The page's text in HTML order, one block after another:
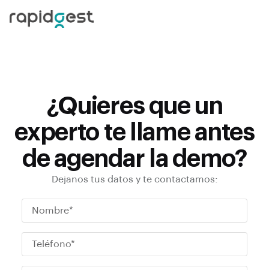
¿Quieres que un
experto te llame antes
de agendar la demo?
Dejanos tus datos y te contactamos: